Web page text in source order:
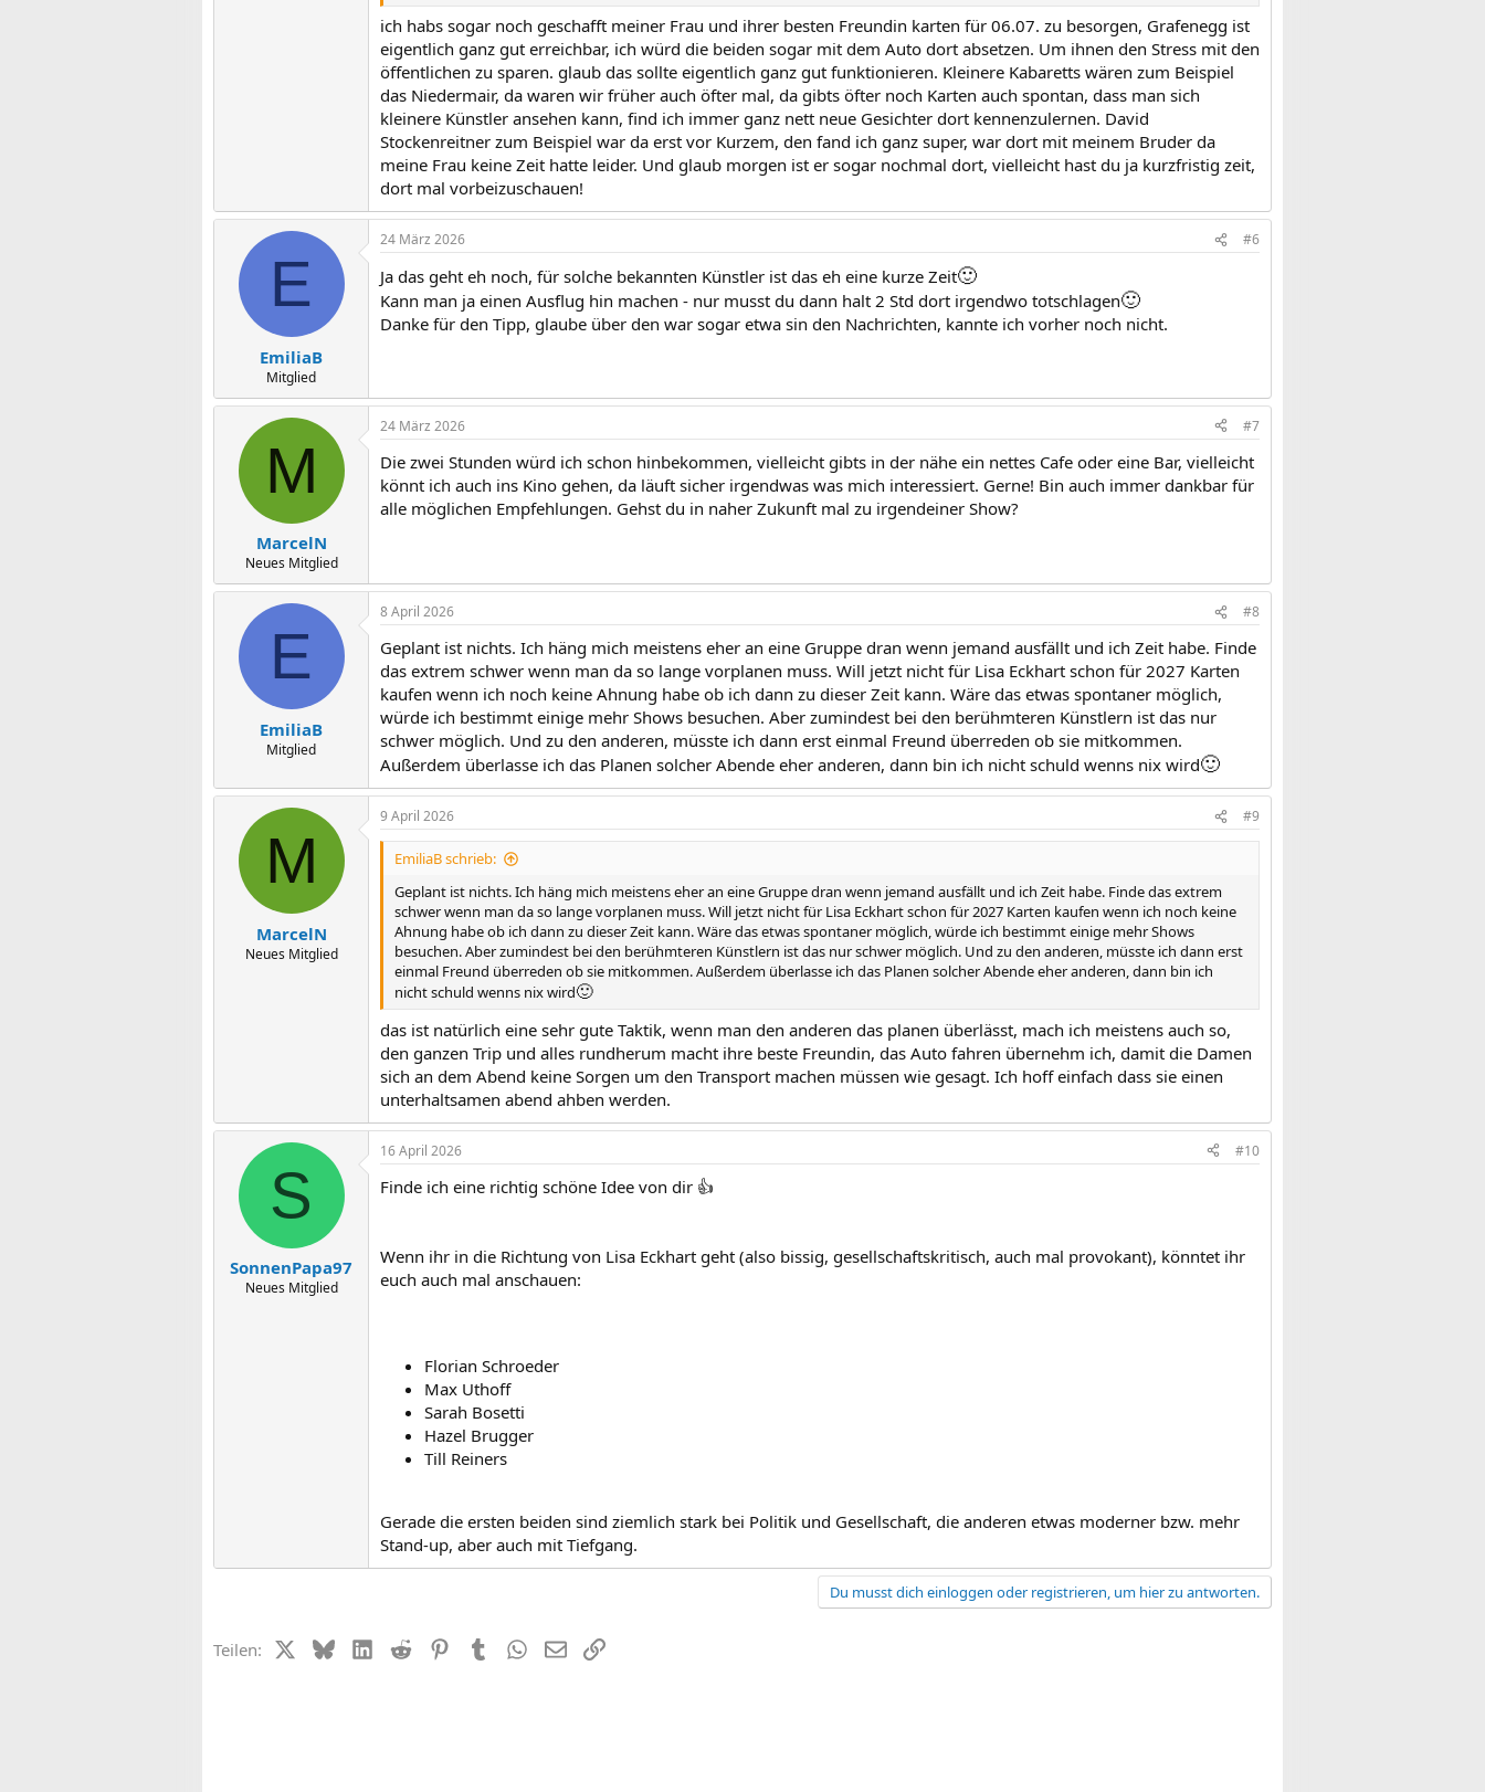
ich habs sogar noch geschafft meiner Frau und ihrer besten Freundin karten für 06.07. zu besorgen, Grafenegg ist
eigentlich ganz gut erreichbar, ich würd die beiden sogar mit dem Auto dort absetzen. Um ihnen den Stress mit den
öffentlichen zu sparen. glaub das sollte eigentlich ganz gut funktionieren. Kleinere Kabaretts wären zum Beispiel
das Niedermair, da waren wir früher auch öfter mal, da gibts öfter noch Karten auch spontan, dass man sich
kleinere Künstler ansehen kann, find ich immer ganz nett neue Gesichter dort kennenzulernen. David
Stockenreitner zum Beispiel war da erst vor Kurzem, den fand ich ganz super, war dort mit meinem Bruder da
meine Frau keine Zeit hatte leider. Und glaub morgen ist er sogar nochmal dort, vielleicht hast du ja kurzfristig zeit,
dort mal vorbeizuschauen!
E
EmiliaB
Mitglied
24 März 2026 #6
Ja das geht eh noch, für solche bekannten Künstler ist das eh eine kurze Zeit🙂
Kann man ja einen Ausflug hin machen - nur musst du dann halt 2 Std dort irgendwo totschlagen🙂
Danke für den Tipp, glaube über den war sogar etwa sin den Nachrichten, kannte ich vorher noch nicht.
M
MarcelN
Neues Mitglied
24 März 2026 #7
Die zwei Stunden würd ich schon hinbekommen, vielleicht gibts in der nähe ein nettes Cafe oder eine Bar, vielleicht
könnt ich auch ins Kino gehen, da läuft sicher irgendwas was mich interessiert. Gerne! Bin auch immer dankbar für
alle möglichen Empfehlungen. Gehst du in naher Zukunft mal zu irgendeiner Show?
E
EmiliaB
Mitglied
8 April 2026 #8
Geplant ist nichts. Ich häng mich meistens eher an eine Gruppe dran wenn jemand ausfällt und ich Zeit habe. Finde
das extrem schwer wenn man da so lange vorplanen muss. Will jetzt nicht für Lisa Eckhart schon für 2027 Karten
kaufen wenn ich noch keine Ahnung habe ob ich dann zu dieser Zeit kann. Wäre das etwas spontaner möglich,
würde ich bestimmt einige mehr Shows besuchen. Aber zumindest bei den berühmteren Künstlern ist das nur
schwer möglich. Und zu den anderen, müsste ich dann erst einmal Freund überreden ob sie mitkommen.
Außerdem überlasse ich das Planen solcher Abende eher anderen, dann bin ich nicht schuld wenns nix wird🙂
M
MarcelN
Neues Mitglied
9 April 2026 #9
EmiliaB schrieb:
Geplant ist nichts. Ich häng mich meistens eher an eine Gruppe dran wenn jemand ausfällt und ich Zeit habe. Finde das extrem
schwer wenn man da so lange vorplanen muss. Will jetzt nicht für Lisa Eckhart schon für 2027 Karten kaufen wenn ich noch keine
Ahnung habe ob ich dann zu dieser Zeit kann. Wäre das etwas spontaner möglich, würde ich bestimmt einige mehr Shows
besuchen. Aber zumindest bei den berühmteren Künstlern ist das nur schwer möglich. Und zu den anderen, müsste ich dann erst
einmal Freund überreden ob sie mitkommen. Außerdem überlasse ich das Planen solcher Abende eher anderen, dann bin ich
nicht schuld wenns nix wird🙂
das ist natürlich eine sehr gute Taktik, wenn man den anderen das planen überlässt, mach ich meistens auch so,
den ganzen Trip und alles rundherum macht ihre beste Freundin, das Auto fahren übernehm ich, damit die Damen
sich an dem Abend keine Sorgen um den Transport machen müssen wie gesagt. Ich hoff einfach dass sie einen
unterhaltsamen abend ahben werden.
S
SonnenPapa97
Neues Mitglied
16 April 2026 #10
Finde ich eine richtig schöne Idee von dir 👍
Wenn ihr in die Richtung von Lisa Eckhart geht (also bissig, gesellschaftskritisch, auch mal provokant), könntet ihr
euch auch mal anschauen:
Florian Schroeder
Max Uthoff
Sarah Bosetti
Hazel Brugger
Till Reiners
Gerade die ersten beiden sind ziemlich stark bei Politik und Gesellschaft, die anderen etwas moderner bzw. mehr
Stand-up, aber auch mit Tiefgang.
Du musst dich einloggen oder registrieren, um hier zu antworten.
Teilen: X (Twitter)
BlueskyLinkedIn
Reddit PinterestTumblrWhatsApp
E-MailLink